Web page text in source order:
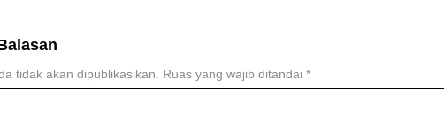
tidak akan dipublikasikan. Ruas yang wajib ditandai *